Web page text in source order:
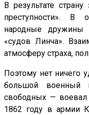
В результате
преступности». В
народные дружины
«судов Линча».
атмосферу страха,
Поэтому нет ничего
большой военный
свободных —
1862 году в армии